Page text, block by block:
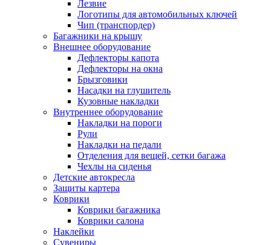
Лезвие
Логотипы для автомобильных ключей
Чип (транспордер)
Багажники на крышу
Внешнее оборудование
Дефлекторы капота
Дефлекторы на окна
Брызговики
Насадки на глушитель
Кузовные накладки
Внутреннее оборудование
Накладки на пороги
Рули
Накладки на педали
Отделения для вещей, сетки багажа
Чехлы на сиденья
Детские автокресла
Защиты картера
Коврики
Коврики багажника
Коврики салона
Наклейки
Сувениры